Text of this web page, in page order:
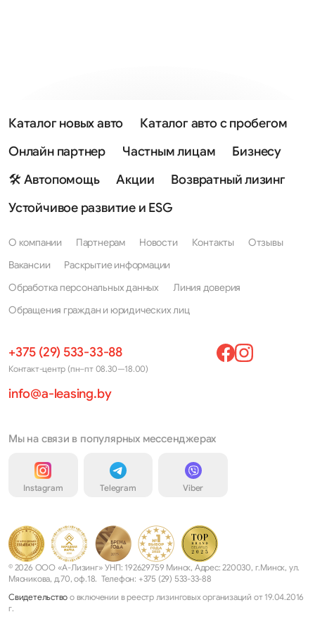
Каталог новых авто
Каталог авто с пробегом
Онлайн партнер
Частным лицам
Бизнесу
🛠 Автопомощь
Акции
Возвратный лизинг
Устойчивое развитие и ESG
О компании Партнерам Новости Контакты
Отзывы
Вакансии
Раскрытие информации
Обработка персональных данных
Линия доверия
Обращения граждан и юридических лиц
+375 (29) 533-33-88
Контакт-центр (пн–пт 08.30—18.00)
info@a-leasing.by
Мы на связи в популярных мессенджерах
Instagram Telegram Viber
© 2026 ООО «А-Лизинг» УНП: 192629759 Минск, Адрес: 220030, г.Минск, ул.
Мясникова, д.70, оф.18. Телефон: +375 (29) 533-33-88
Свидетельство о включении в реестр лизинговых организаций от 19.04.2016
г.